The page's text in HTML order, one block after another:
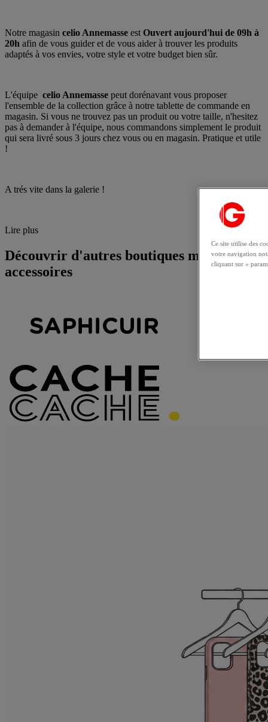
Notre magasin celio Annemasse est Ouvert aujourd'hui de 09h à
20h afin de vous guider et de vous aider à trouver les produits
adaptés à vos envies, votre style et votre budget bien sûr.
L'équipe celio Annemasse peut dorénavant vous proposer
l'ensemble de la collection grâce à notre tablette de commande en
magasin. Si vous ne trouvez pas un produit ou votre taille, n'hesitez
pas à demander à l'équipe, nous commandons simplement le produit
qui sera livré sous 3 jours chez vous ou en magasin. Pratique et utile
!
A trés vite dans la galerie !
Lire plus
Découvrir d'autres boutiques mode,
accessoires
Ce site utilise des
votre navigation
cliquant sur «